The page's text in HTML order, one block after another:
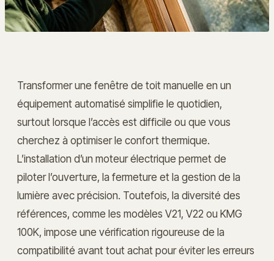
Transformer une fenêtre de toit manuelle en un
équipement automatisé simplifie le quotidien,
surtout lorsque l’accès est difficile ou que vous
cherchez à optimiser le confort thermique.
L’installation d’un moteur électrique permet de
piloter l’ouverture, la fermeture et la gestion de la
lumière avec précision. Toutefois, la diversité des
références, comme les modèles V21, V22 ou KMG
100K, impose une vérification rigoureuse de la
compatibilité avant tout achat pour éviter les erreurs